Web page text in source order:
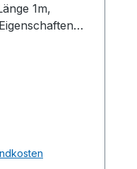
1m,
Gleise und
-